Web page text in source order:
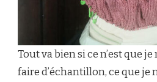
Tout va bien si ce n’est que
faire d’échantillon, ce que je